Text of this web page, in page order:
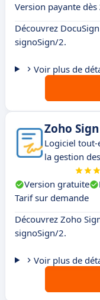
Version payante dès
Découvrez
signoSign/2.
Voir plus de
Zoho Sign
Logiciel
la gestion
Version gratuite
Tarif sur demande
Découvrez Zoho
signoSign/2.
Voir plus de